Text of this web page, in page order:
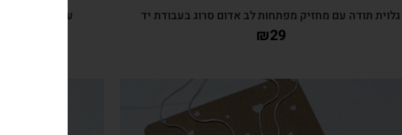
גלוית תודה עם מחזיק מפתחות לב אדום סרוג בעבודת יד
₪29
עט כתיבה